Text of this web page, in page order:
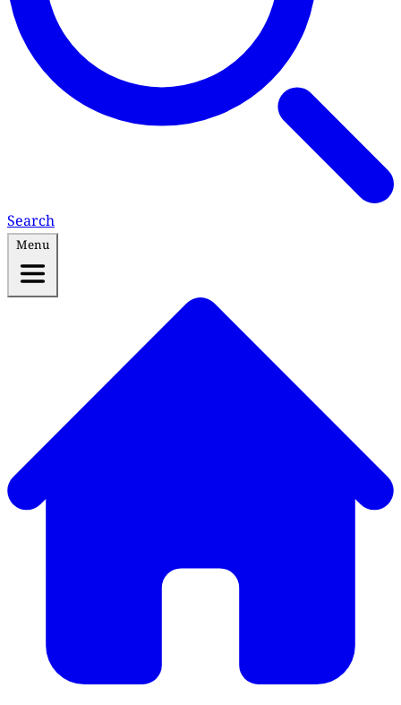
Search
Menu